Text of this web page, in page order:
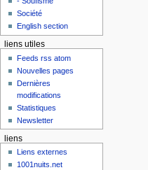
Société
English section
liens utiles
Feeds rss atom
Nouvelles pages
Dernières
modifications
Statistiques
Newsletter
liens
Liens externes
1001nuits.net